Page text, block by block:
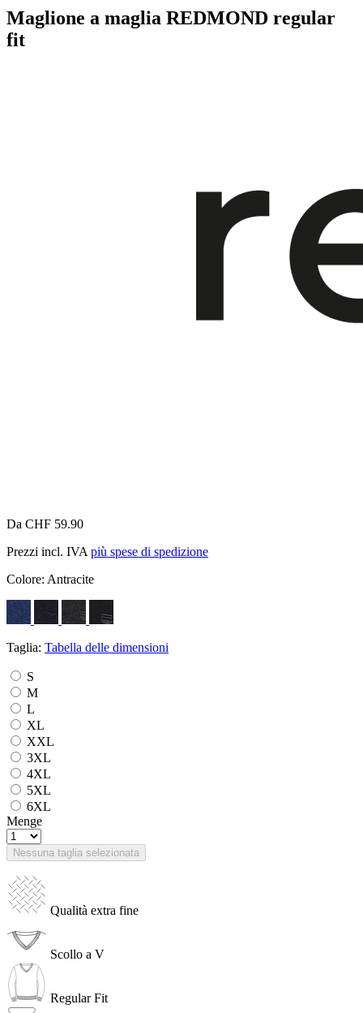
Maglione a maglia REDMOND regular
fit
Da CHF 59.90
Prezzi incl. IVA più spese di spedizione
Colore: Antracite
Taglia: Tabella delle dimensioni
S
M
L
XL
XXL
3XL
4XL
5XL
6XL
Menge
Nessuna taglia selezionata
Qualità extra fine
Scollo a V
Regular Fit